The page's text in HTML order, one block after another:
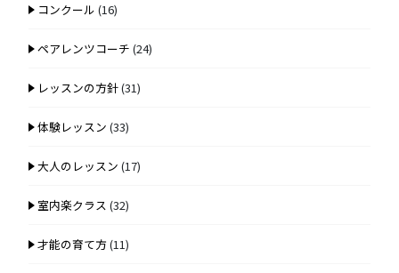
コンクール (16)
ペアレンツコーチ (24)
レッスンの方針(31)
体験レッスン (33)
大人のレッスン (17)
室内楽クラス (32)
才能の育て方 (11)